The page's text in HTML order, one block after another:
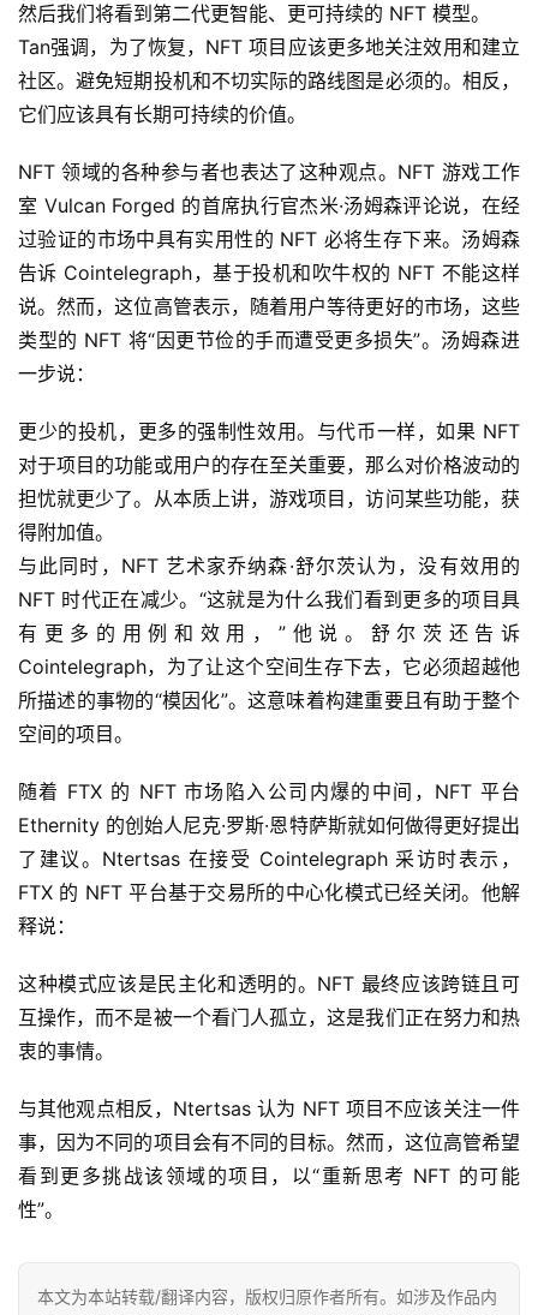
然后我们将看到第二代更智能、更可持续的 NFT 模型。
Tan强调，为了恢复，NFT 项目应该更多地关注效用和建立
社区。避免短期投机和不切实际的路线图是必须的。相反，
它们应该具有长期可持续的价值。
NFT 领域的各种参与者也表达了这种观点。NFT 游戏工作
室 Vulcan Forged 的首席执行官杰米·汤姆森评论说，在经
过验证的市场中具有实用性的 NFT 必将生存下来。汤姆森
告诉 Cointelegraph，基于投机和吹牛权的 NFT 不能这样
说。然而，这位高管表示，随着用户等待更好的市场，这些
类型的 NFT 将“因更节俭的手而遭受更多损失”。汤姆森进
一步说：
更少的投机，更多的强制性效用。与代币一样，如果 NFT
对于项目的功能或用户的存在至关重要，那么对价格波动的
担忧就更少了。从本质上讲，游戏项目，访问某些功能，获
得附加值。
与此同时，NFT 艺术家乔纳森·舒尔茨认为，没有效用的
NFT 时代正在减少。“这就是为什么我们看到更多的项目具
有更多的用例和效用，”他说。舒尔茨还告诉
Cointelegraph，为了让这个空间生存下去，它必须超越他
所描述的事物的“模因化”。这意味着构建重要且有助于整个
空间的项目。
随着 FTX 的 NFT 市场陷入公司内爆的中间，NFT 平台
Ethernity 的创始人尼克·罗斯·恩特萨斯就如何做得更好提出
了建议。Ntertsas 在接受 Cointelegraph 采访时表示，
FTX 的 NFT 平台基于交易所的中心化模式已经关闭。他解
释说：
这种模式应该是民主化和透明的。NFT 最终应该跨链且可
互操作，而不是被一个看门人孤立，这是我们正在努力和热
衷的事情。
与其他观点相反，Ntertsas 认为 NFT 项目不应该关注一件
事，因为不同的项目会有不同的目标。然而，这位高管希望
看到更多挑战该领域的项目，以“重新思考 NFT 的可能
性”。
本文为本站转载/翻译内容，版权归原作者所有。如涉及作品内